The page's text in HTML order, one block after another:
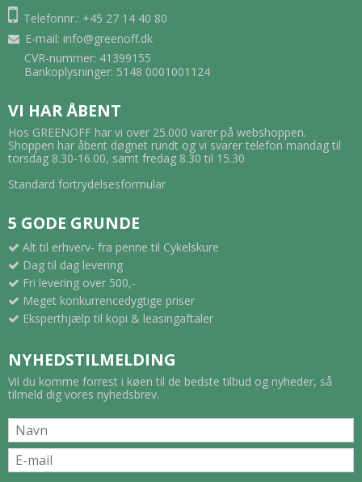
Telefonnr.: +45 27 14 40 80
E-mail: info@greenoff.dk
CVR-nummer: 41399155
Bankoplysninger: 5148 0001001124
VI HAR ÅBENT
Hos GREENOFF har vi over 25.000 varer på webshoppen.
Shoppen har åbent døgnet rundt og vi svarer telefon mandag til
torsdag 8.30-16.00, samt fredag 8.30 til 15.30
Standard fortrydelsesformular
5 GODE GRUNDE
Alt til erhverv- fra penne til Cykelskure
Dag til dag levering
Fri levering over 500,-
Meget konkurrencedygtige priser
Eksperthjælp til kopi & leasingaftaler
NYHEDSTILMELDING
Vil du komme forrest i køen til de bedste tilbud og nyheder, så
tilmeld dig vores nyhedsbrev.